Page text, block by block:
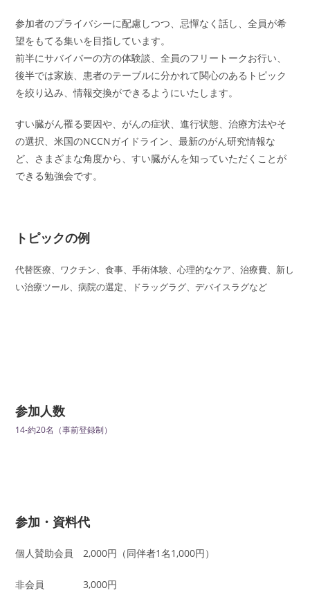
参加者のプライバシーに配慮しつつ、忌憚なく話し、全員が希
望をもてる集いを目指しています。
前半にサバイバーの方の体験談、全員のフリートークお行い、
後半では家族、患者のテーブルに分かれて関心のあるトピック
を絞り込み、情報交換ができるようにいたします。
すい臓がん罹る要因や、がんの症状、進行状態、治療方法やそ
の選択、米国のNCCNガイドライン、最新のがん研究情報な
ど、さまざまな角度から、すい臓がんを知っていただくことが
できる勉強会です。
トピックの例
代替医療、ワクチン、食事、手術体験、心理的なケア、治療費、新し
い治療ツール、病院の選定、ドラッグラグ、デバイスラグなど
参加人数
14-約20名（事前登録制）
参加・資料代
個人賛助会員 2,000円（同伴者1名1,000円）
非会員 3,000円